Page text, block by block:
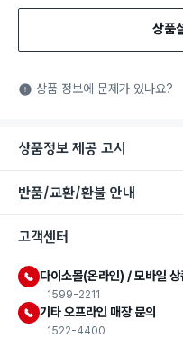
식품용 기구: 식품위
는 식품첨가물에 사
상품
상품 정보에 문제가 있나요?
상품정보 제공 고시
반품/교환/환불 안내
고객센터
다이소몰(온라인) / 모바일 상
1599-2211
기타 오프라인 매장 문의
1522-4400